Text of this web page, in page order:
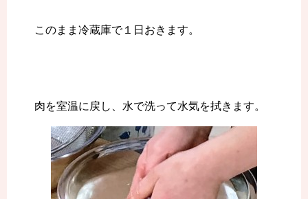
このまま冷蔵庫で１日おきます。
肉を室温に戻し、水で洗って水気を拭きます。